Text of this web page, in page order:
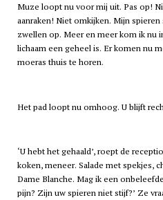
Muze loopt nu voor mij uit. Pas op!
aanraken! Niet omkijken. Mijn spieren
zwellen op. Meer en meer kom ik nu
lichaam een geheel is. Er komen nu
moeras thuis te horen.
Het pad loopt nu omhoog. U blijft
‘U hebt het gehaald’, roept de
koken, meneer. Salade met spekjes,
Dame Blanche. Mag ik een
pijn? Zijn uw spieren niet stijf?’ Ze